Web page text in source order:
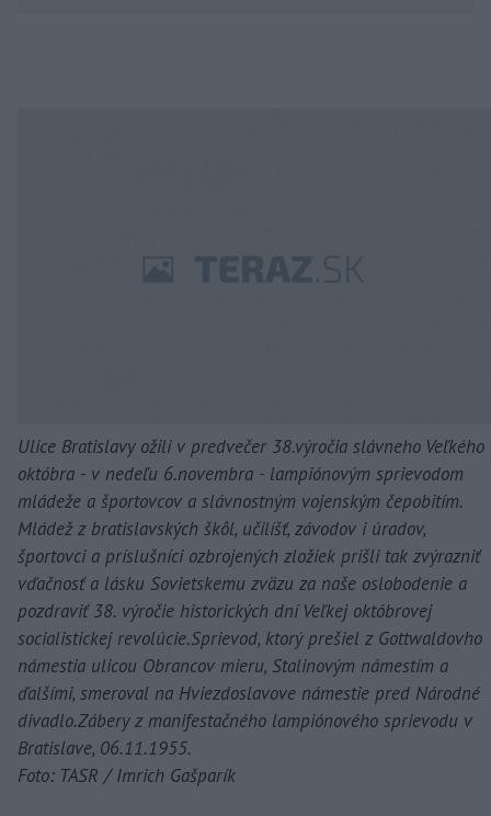
Ulice Bratislavy ožili v predvečer 38.výročia slávneho Veľkého
októbra - v nedeľu 6.novembra - lampiónovým sprievodom
mládeže a športovcov a slávnostným vojenským čepobitím.
Mládež z bratislavských škôl, učilíšť, závodov i úradov,
športovci a príslušníci ozbrojených zložiek prišli tak zvýrazniť
vďačnosť a lásku Sovietskemu zväzu za naše oslobodenie a
pozdraviť 38. výročie historických dní Veľkej októbrovej
socialistickej revolúcie.Sprievod, ktorý prešiel z Gottwaldovho
námestia ulicou Obrancov mieru, Stalinovým námestím a
ďalšími, smeroval na Hviezdoslavove námestie pred Národné
divadlo.Zábery z manifestačného lampiónového sprievodu v
Bratislave, 06.11.1955.
Foto: TASR / Imrich Gašparík